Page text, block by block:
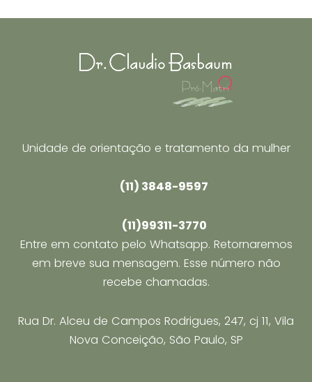
absorvente
Unidade de orientação e tratamento da mulher
(11) 3848-9597
(11)99311-3770
Entre em contato pelo Whatsapp. Retornaremos
em breve sua mensagem. Esse número não
recebe chamadas.
Rua Dr. Alceu de Campos Rodrigues, 247, cj 11, Vila
Nova Conceição, São Paulo, SP